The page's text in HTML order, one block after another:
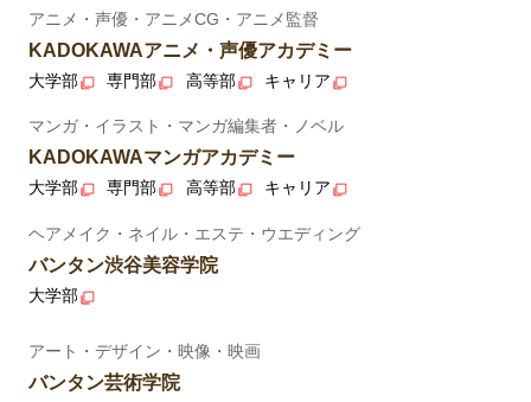
アニメ・声優・アニメCG・アニメ監督
KADOKAWAアニメ・声優アカデミー
大学部 専門部 高等部 キャリア
マンガ・イラスト・マンガ編集者・ノベル
KADOKAWAマンガアカデミー
大学部 専門部 高等部 キャリア
ヘアメイク・ネイル・エステ・ウエディング
バンタン渋谷美容学院
大学部
アート・デザイン・映像・映画
バンタン芸術学院